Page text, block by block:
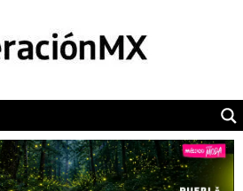
POLÍTICA
CAMALEÓN
OPINIÓN